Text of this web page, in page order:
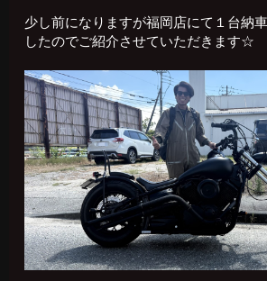
少し前になりますが福岡店にて１台納
したのでご紹介させていただきます☆